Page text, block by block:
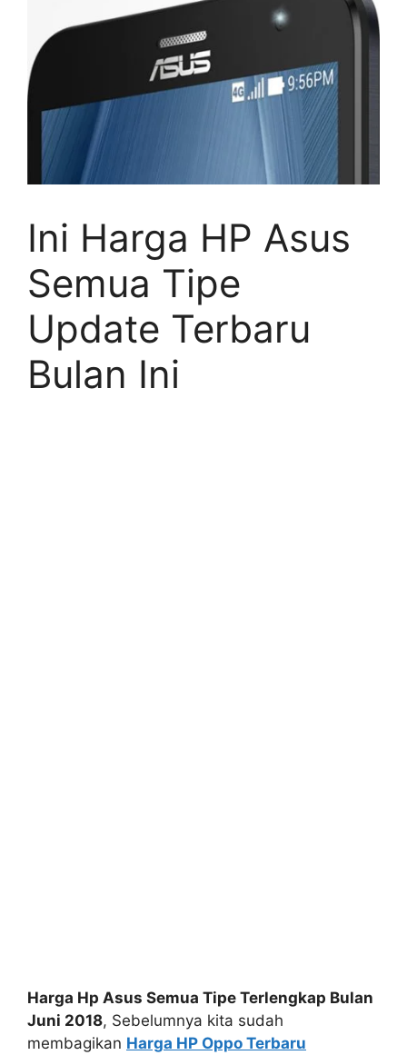
Ini Harga HP Asus
Semua Tipe
Update Terbaru
Bulan Ini
Harga Hp Asus Semua Tipe Terlengkap Bulan
Juni 2018, Sebelumnya kita sudah
membagikan Harga HP Oppo Terbaru